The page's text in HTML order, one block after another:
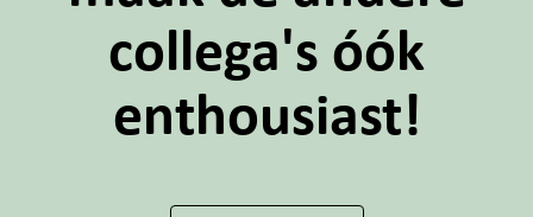
collega's óók
enthousiast!